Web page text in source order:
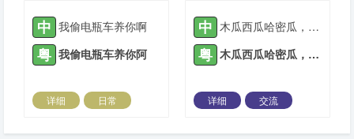
中 我偷电瓶车养你啊
粤 我偷电瓶车养你阿
详细
日常
中 木瓜西瓜哈密瓜，爱你爱到傻瓜瓜
粤 木瓜西瓜哈密瓜，爱你爱到傻瓜瓜
详细
交流